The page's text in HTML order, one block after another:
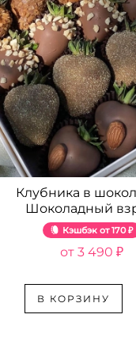
Клубника в
Шоколадный
Кэшбэк 170 ₽
3 490 ₽
В КОРЗИНУ